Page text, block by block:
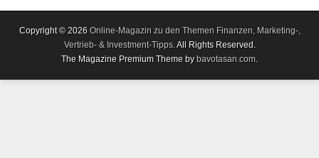
Copyright © 2026 Online-Magazin zu den Themen Finanzen, Marketing-,
Vertrieb- & Investment-Tipps. All Rights Reserved.
The Magazine Premium Theme by bavotasan.com.